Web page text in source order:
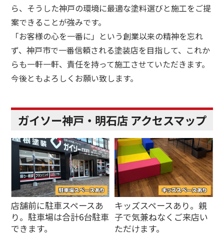
ら、そうした神戸の環境に最適な塗料選びと施工をご提
案できることが強みです。
「お客様の心を一番に」という創業以来の精神を忘れ
ず、神戸市で一番信頼される塗装店を目指して、これか
らも一軒一軒、責任を持って施工させていただきます。
今後ともよろしくお願い致します。
ガイソー神戸・明石店 アクセスマップ
店舗前に駐車スペースあ
り。駐車場は合計6台駐車
できます。
キッズスペースあり。親
子で気兼ねなくご来店い
ただけます。